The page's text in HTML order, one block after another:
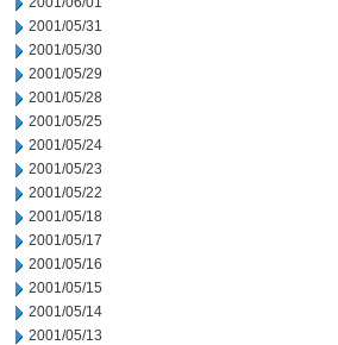
2001/05/31
2001/05/30
2001/05/29
2001/05/28
2001/05/25
2001/05/24
2001/05/23
2001/05/22
2001/05/18
2001/05/17
2001/05/16
2001/05/15
2001/05/14
2001/05/13